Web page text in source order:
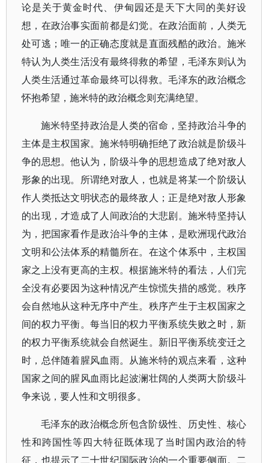
论是关于黄金时代、伊甸园还是天下大同的美好设
想，在政治事实面前都是幻觉。在政治面前，人类无
处可逃；唯一的正确态度就是直面残酷的政治。施米
特认为人类生活没有最终得救的希望，毛泽东则认为
人类生活通过革命最终可以得救。毛泽东的政治概念
怀抱希望，施米特的政治概念则充满绝望。
施米特坚持政治是人类的宿命，坚持政治斗争的
主体是主权国家。施米特明确拒绝了政治就是阶级斗
争的思想。他认为，阶级斗争的思想造成了绝对敌人
形象的出现。所谓绝对敌人，也就是将某一个阶级认
作人类抵达文明状态的最终敌人；正是绝对敌人形象
的出现，才造成了人间政治的大悲剧。施米特坚持认
为，把国家看作是政治斗争的主体，是欧洲现代政治
文明和公法体系的精髓所在。在这个体系中，主权国
家之上没有更高的主权。根据施米特的看法，人们完
全没有必要因为这种情况产生惊慌失措的感觉。秩序
会自然地从这种无序中产生。秩序产生于主权国家之
间的权力平衡。每当旧的权力平衡系统失败之时，新
的权力平衡系统就会自然诞生。新旧平衡系统变迁之
时，总伴随着腥风血雨。从施米特的观点来看，这种
国家之间的腥风血雨比起波澜壮阔的人类两大阶级斗
争来说，要人性和文明很多。
毛泽东的政治概念所包含阶级性、历史性、核心
性和跨国性等四大特征既体现了当时国内政治的特
征，也提示了二十世纪国际政治的一个重要侧面。二